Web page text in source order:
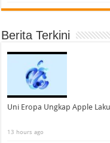
Berita Terkini
Uni Eropa Ungkap Apple
13 hours ago